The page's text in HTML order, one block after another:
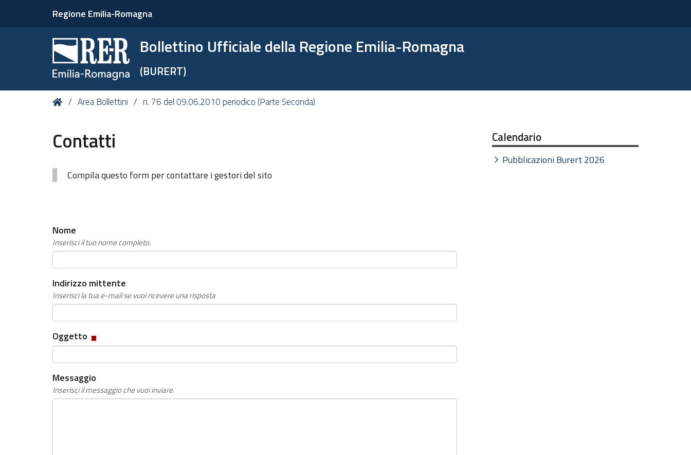
Regione Emilia-Romagna
Bollettino Ufficiale della Regione Emilia-Romagna
(BURERT)
Tu HomeArea Bollettini n. 76 del 09.06.2010 periodico (Parte Seconda)
Contatti
Compila questo form per contattare i gestori del sito
Nome
Inserisci il tuo nome completo.
Indirizzo mittente
Inserisci la tua e-mail se vuoi ricevere una risposta
Oggetto Campo
obbligatorio
Messaggio
Inserisci il messaggio che vuoi inviare.
Calendario
Pubblicazioni Burert 2026